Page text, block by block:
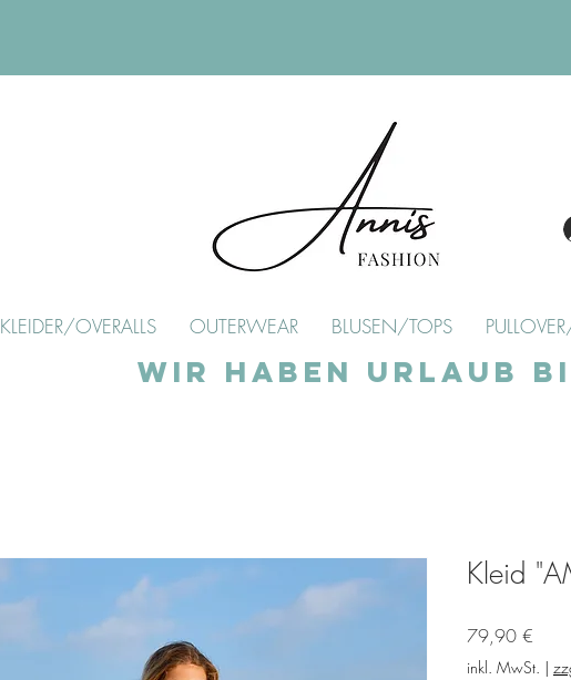
KLEIDER/OVERALLS OUTERWEAR BLUSEN/TOPS
Wir haben Urlaub
Kleid
79,90 €
inkl. MwSt. |